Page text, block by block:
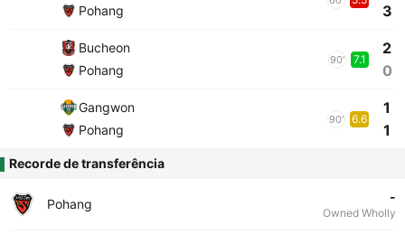
Pohang
3
Bucheon
Pohang
90' 7.1
2
0
Gangwon
Pohang
90' 6.6
1
1
Recorde de transferência
Pohang -
Owned Wholly